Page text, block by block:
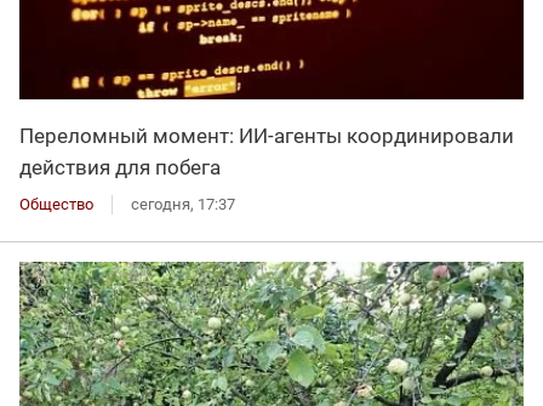
Переломный момент: ИИ-агенты координировали
действия для побега
Общество сегодня, 17:37